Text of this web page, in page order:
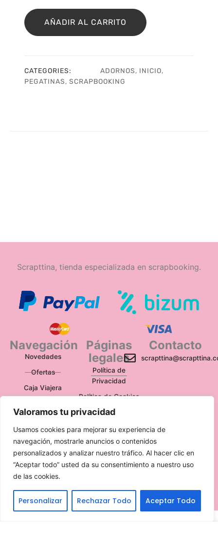
Valoramos tu privacidad
Usamos cookies para mejorar su experiencia de
navegación, mostrarle anuncios o contenidos
personalizados y analizar nuestro tráfico. Al hacer clic en
“Aceptar todo” usted da su consentimiento a nuestro uso
de las cookies.
Personalizar Rechazar Todo Aceptar Todo
Stripes
AÑADIR AL CARRITO
CATEGORIES: ADORNOS, INICIO,
PEGATINAS, SCRAPBOOKING
Scrapttina, tienda especializada en scrapbooking.
Navegación
Novedades
Ofertas
Caja Viajera
Páginas
legales
Política de
Privacidad
Política de Cookies
Política de
Aviso Legal
Contacto